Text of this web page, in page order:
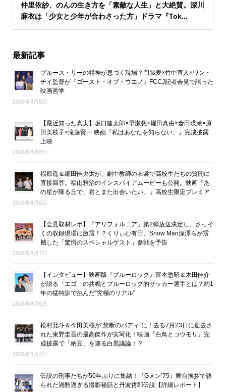
仲里依紗、のんの生き方を「素敵な人生」と大絶賛。深川
麻衣は「少女と少年が合わさった方」ドラマ『Tok...
最新記事
ブルース・リーの精神が息づく現場？門脇麦×竹中直人×ワン・
チイ監督が『ゴースト・オブ・ウエノ』FCCJ記者会見で語った
映画哲学
2026年8月8日
【最近知った真実】坂口健太郎×早瀬憩×堀田真由×倉田瑛茉×原
田美枝子×滝藤賢一 映画『私はあなたを知らない、』完成披露
上映
2026年8月8日
福原遥＆細田佳央太が、劇中教師の衣裳で高校生たちの質問に
直接回答。福山雅治のインスパイアムービーも公開。映画『あ
の星が降る丘で、君とまた出会いたい。』高校生限定プレミア
2026年8月8日
【会見取材レポ】『アリフォルニア』第2弾放送決定し、さっそ
くの収録現場に激震！？くりぃむ有田、Snow Man深澤らが震
撼した「驚愕のスペシャルゲスト」参戦を予告
2026年8月7日
【インタビュー】映画版『ブルーロック』富本惣昭＆木田佳介
が語る「エゴ」の共鳴とブルーロック的サッカー選手とは？約1
年の猛特訓で挑んだ“究極のリアル”
2026年8月6日
松村北斗＆今田美桜が“禁断のバディ”に！去る7月23日に逝去さ
れた東野圭吾の最高傑作が実写化！映画『白鳥とコウモリ』完
成披露で「納豆」を巡る白黒議論！？
2026年8月2日
伝説の刑事たちが50年ぶりに集結！『Gメン’75』舞台挨拶で語
られた過酷過ぎる撮影秘話と丹波哲郎伝説【詳細レポート】